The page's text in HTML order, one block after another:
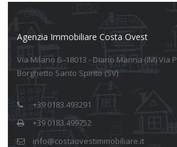
Agenzia Immobiliare Costa Ovest
Via Milano 6 -18013 - Diano Marina (IM) Via
Borghetto Santo Spirito (SV)
+39 0183.493291
+39 0183.499752
info@costaovestimmobiliare.it